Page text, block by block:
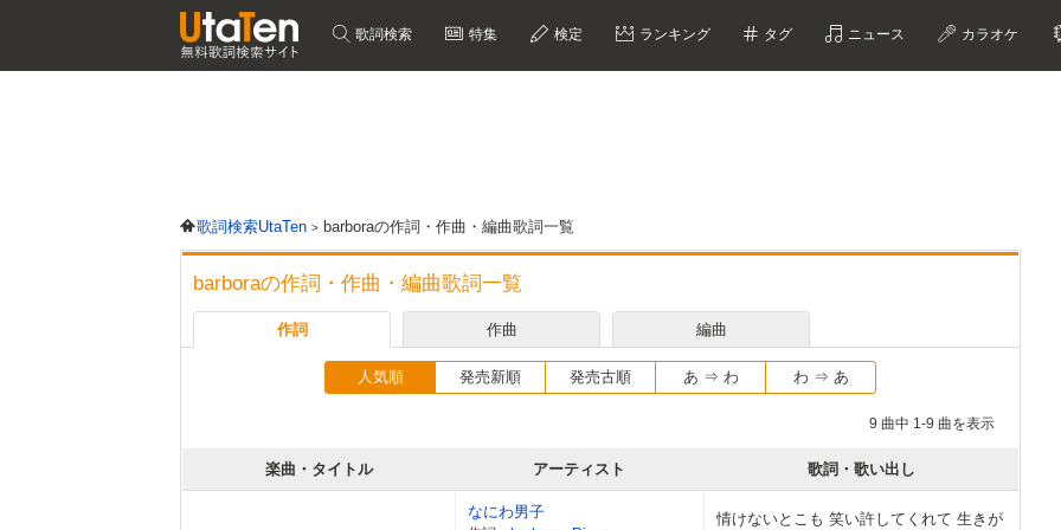
歌詞検索 特集 検定 ランキング タグ ニュース カラオケ
歌詞検索UtaTen barboraの作詞・作曲・編曲歌詞一覧
barboraの作詞・作曲・編曲歌詞一覧
作詞 作曲 編曲
人気順 発売新順 発売古順 あ ⇒ わ わ ⇒ あ
9 曲中 1-9 曲を表示
楽曲・タイトル アーティスト 歌詞・歌い出し
なにわ男子
情けないとこも 笑い許してくれて 生きが